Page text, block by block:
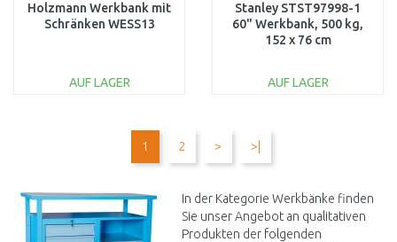
Holzmann Werkbank mit
Schränken WESS13
AUF LAGER
Stanley STST97998-1
60" Werkbank, 500 kg,
152 x 76 cm
AUF LAGER
1 2 > >|
In der Kategorie Werkbänke finden
Sie unser Angebot an qualitativen
Produkten der folgenden